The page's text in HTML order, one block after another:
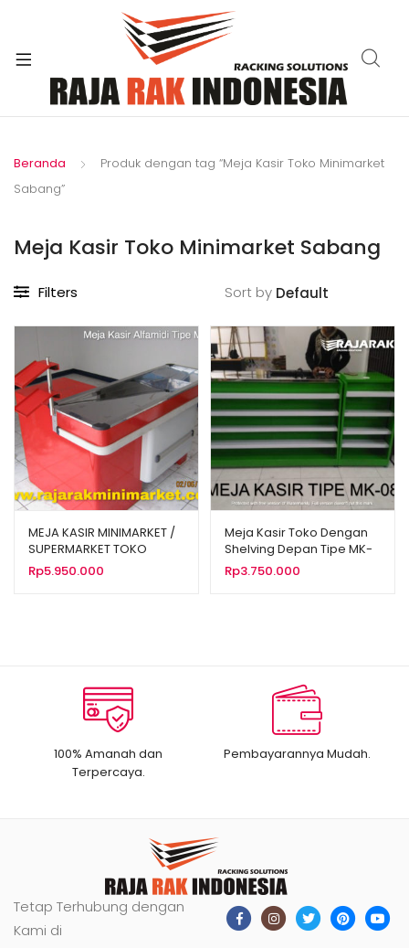
Beranda
Produk dengan tag “Meja Kasir Toko Minimarket
Sabang”
Meja Kasir Toko Minimarket Sabang
Filters Sort by
MEJA KASIR MINIMARKET /
SUPERMARKET TOKO
ALFAMIDI TIPE MK-01
Rp5.950.000
Meja Kasir Toko Dengan
Shelving Depan Tipe MK-
08
Rp3.750.000
100% Amanah dan
Terpercaya.
Pembayarannya Mudah.
Tetap Terhubung dengan
Kami di